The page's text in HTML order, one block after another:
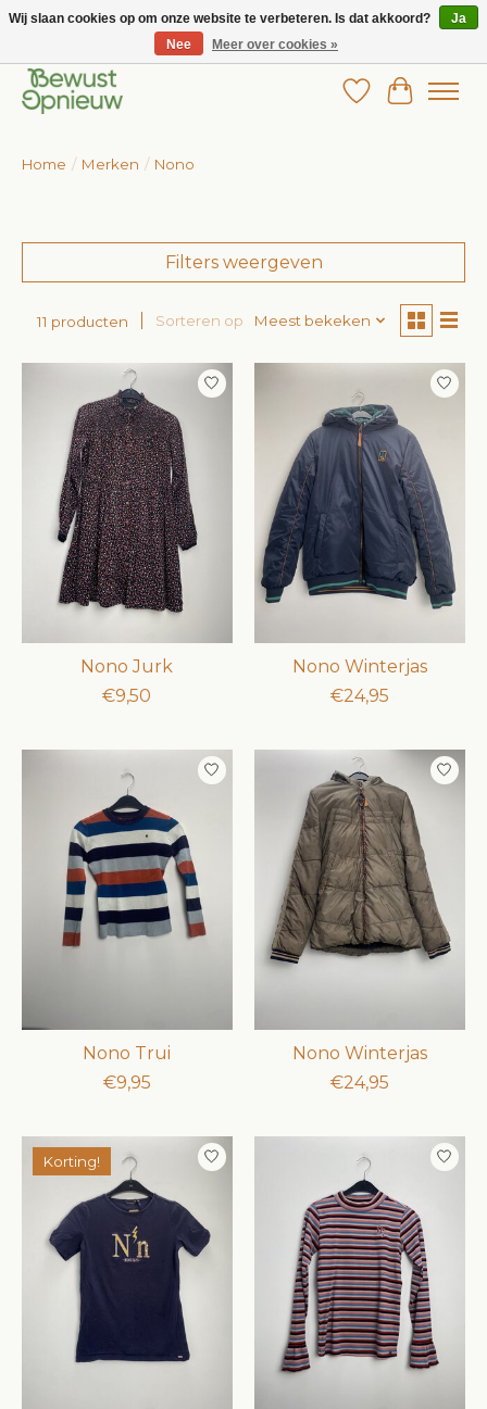
Wij bieden het grootste aanbod in betaalbare kinderkleding!
Verlanglijst
Home / Merken / Nono
Filters weergeven
11 producten Sorteren op Meest bekeken
Nono Jurk
€9,50
Nono Winterjas
€24,95
Nono Trui
€9,95
Nono Winterjas
€24,95
Korting!
Wij slaan cookies op om onze website te verbeteren. Is dat akkoord?
Ja
Nee
Meer over cookies »